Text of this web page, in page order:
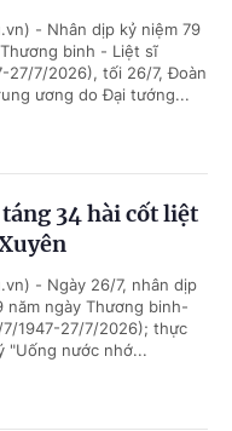
- Nhân dịp kỷ niệm 79
binh - Liệt sĩ
27/7/2026), tối 26/7, Đoàn
ương do Đại tướng...
34 hài cốt liệt
- Ngày 26/7, nhân dịp
năm ngày Thương binh-
1947-27/7/2026); thực
"Uống nước nhớ...